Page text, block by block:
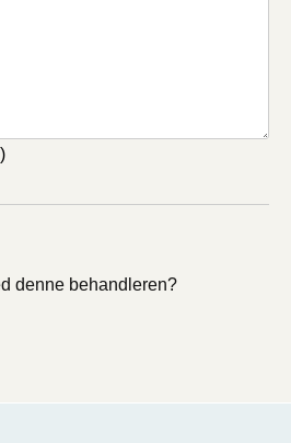
denne behandleren?